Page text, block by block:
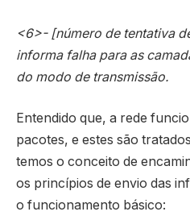
<6>- [número de tentativa
informa falha para as
do modo de transmissão.
Entendido que, a rede
pacotes, e estes são
temos o conceito de
os princípios de envio das
o funcionamento básico: